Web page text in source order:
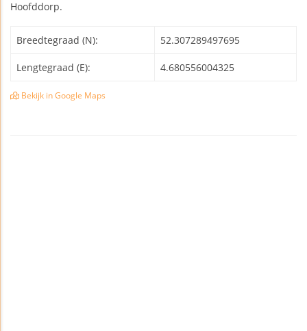
Hoofddorp.
Breedtegraad (N): 52.307289497695
Lengtegraad (E): 4.680556004325
Bekijk in Google Maps